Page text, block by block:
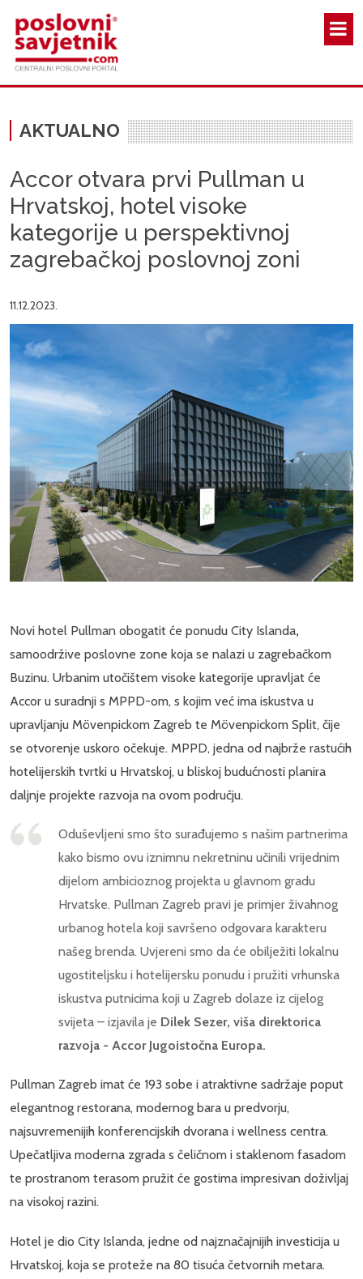
AKTUALNO
Accor otvara prvi Pullman u
Hrvatskoj, hotel visoke
kategorije u perspektivnoj
zagrebačkoj poslovnoj zoni
11.12.2023.
Novi hotel Pullman obogatit će ponudu City Islanda,
samoodržive poslovne zone koja se nalazi u zagrebačkom
Buzinu. Urbanim utočištem visoke kategorije upravljat će
Accor u suradnji s MPPD-om, s kojim već ima iskustva u
upravljanju Mövenpickom Zagreb te Mövenpickom Split, čije
se otvorenje uskoro očekuje. MPPD, jedna od najbrže rastućih
hotelijerskih tvrtki u Hrvatskoj, u bliskoj budućnosti planira
daljnje projekte razvoja na ovom području.
Oduševljeni smo što surađujemo ​​s našim partnerima
kako bismo ovu iznimnu nekretninu učinili vrijednim
dijelom ambicioznog projekta u glavnom gradu
Hrvatske. Pullman Zagreb pravi je primjer živahnog
urbanog hotela koji savršeno odgovara karakteru
našeg brenda. Uvjereni smo da će obilježiti lokalnu
ugostiteljsku i hotelijersku ponudu i pružiti vrhunska
iskustva putnicima koji u Zagreb dolaze iz cijelog
svijeta – izjavila je Dilek Sezer, viša direktorica
razvoja - Accor Jugoistočna Europa.
Pullman Zagreb imat će 193 sobe i atraktivne sadržaje poput
elegantnog restorana, modernog bara u predvorju,
najsuvremenijih konferencijskih dvorana i wellness centra.
Upečatljiva moderna zgrada s čeličnom i staklenom fasadom
te prostranom terasom pružit će gostima impresivan doživljaj
na visokoj razini.
Hotel je dio City Islanda, jedne od najznačajnijih investicija u
Hrvatskoj, koja se proteže na 80 tisuća četvornih metara.